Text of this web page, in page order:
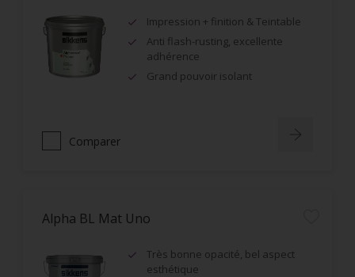
Impression + finition & Teintable
Anti flash-rusting, excellente
adhérence
Grand pouvoir isolant
Comparer
Alpha BL Mat Uno
Très bonne opacité, bel aspect
esthétique